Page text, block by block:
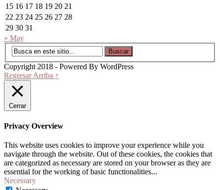
15 16 17 18 19 20 21
22 23 24 25 26 27 28
29 30 31
« May
Copyright 2018 - Powered By WordPress
Regresar Arriba ↑
Cerrar
Privacy Overview
This website uses cookies to improve your experience while you
navigate through the website. Out of these cookies, the cookies that
are categorized as necessary are stored on your browser as they are
essential for the working of basic functionalities...
Necessary